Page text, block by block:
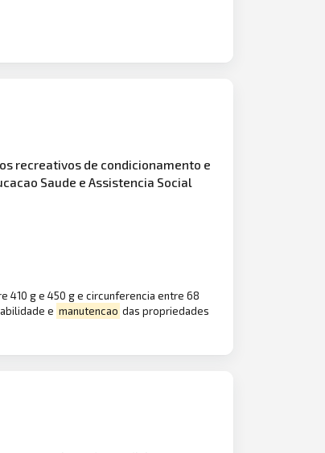
recreativos de condicionamento e
Saude e Assistencia Social
410 g e 450 g e circunferencia entre 68
e manutencao das propriedades